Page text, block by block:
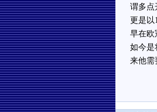
谓多点
更是以
早在欧
如今是
来他需